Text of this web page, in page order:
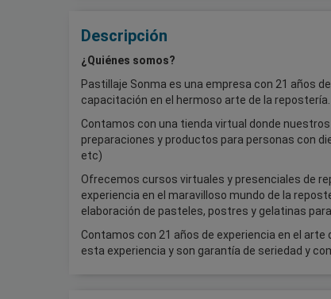
Descripción
¿Quiénes somos?
Pastillaje Sonma es una empresa con 21 años
capacitación en el hermoso arte de la repostería.
Contamos con una tienda virtual donde
preparaciones y productos para personas con
etc)
Ofrecemos cursos virtuales y presenciales de
experiencia en el maravilloso mundo de la
elaboración de pasteles, postres y gelatinas
Contamos con 21 años de experiencia en el
esta experiencia y son garantía de seriedad y